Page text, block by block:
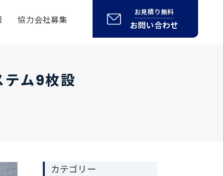
協力会社募集
お見積り無料
お問い合わせ
ム9枚設
カテゴリー